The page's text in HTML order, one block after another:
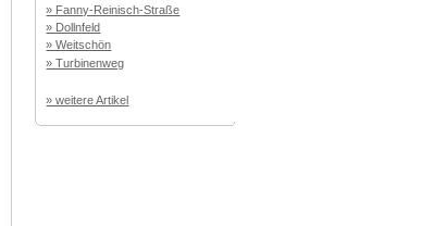
» Fanny-Reinisch-Straße
» Dollnfeld
» Weitschön
» Turbinenweg
» weitere Artikel